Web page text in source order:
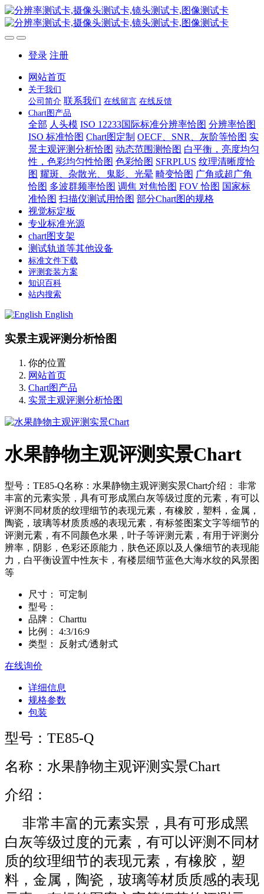
登录 注册
网站首页
关于我们
公司简介 联系我们 在线留言 在线反馈
Chart图产品
全部 人头模 ISO 12233国际标准分辨率恰图 分辨率恰图
ISO 标准恰图 Chart图定制 OECF、SNR、灰阶等恰图 实
景主观评测分析恰图 动态范围测恰图 白平衡，亮度均匀
性，色彩均匀性恰图 色彩恰图 SFRPLUS 纹理清晰度恰
图 耀斑、杂散光、鬼影、光晕 畸变恰图 广角或超广角
恰图 多波群频率恰图 调焦 对焦恰图 FOV 恰图 国家标
准恰图 扫描仪测试用恰图 部分Chart图的规格
视觉标定板
专业标准光源
chart图支架
测试轨道等其他设备
标准文件下载
评测套装方案
知识百科
站内搜索
English
实景主观评测分析恰图
你的位置
网站首页
Chart图产品
实景主观评测分析恰图
水果静物主观评测实景Chart
型号：TE85-Q名称：水果静物主观评测实景Chart介绍： 非常
丰富的元素实景，具有可形成黑白灰等级过度的元素，有可以
评测不同材质的纹理细节的表现元素，有橡胶，塑料，金属，
陶瓷，玻璃等材质质感的表现元素，有标签图案文字等细节的
评测元素，有不同颜色水果，叶子等评测元素，有用于评测分
辨率，阴影，色彩还原能力，肤色还原以及人像细节的表现能
力，白平衡设置中性灰卡，有楼层细节蓝色大海水纹的风景图
等
尺寸：
可定制
型号：
品牌：
Charttu
比例：
4:3/16:9
类型：
反射式/透射式
在线询价
详细信息
规格参数
包装
型号：TE85-Q
名称：水果静物主观评测实景Chart
介绍：
非常丰富的元素实景，具有可形成黑
白灰等级过度的元素，有可以评测不同材
质的纹理细节的表现元素，有橡胶，塑
料，金属，陶瓷，玻璃等材质质感的表现